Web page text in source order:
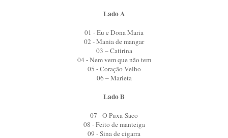
Lado A
01 - Eu e Dona Maria
02 - Mania de mangar
03 – Catirina
04 - Nem vem que não tem
05 - Coração Velho
06 – Marieta
Lado B
07 - O Puxa-Saco
08 - Feito de manteiga
09 - Sina de cigarra